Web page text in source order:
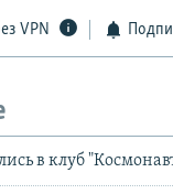
VPN
в клуб